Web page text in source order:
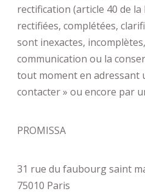
rectification (article 40 de
rectifiées, complétées,
sont inexactes,
communication ou la
tout moment en adressant
contacter » ou encore par
PROMISSA
31 rue du faubourg saint
75010 Paris